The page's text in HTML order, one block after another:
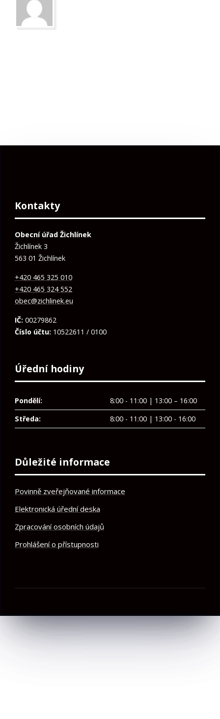
Kontakty
Obecní úřad Žichlínek
Žichlínek 3
563 01 Žichlínek
+420 465 325 010
+420 465 324 552
obec@zichlinek.eu
IČ: 00279862
Číslo účtu: 10522611 / 0100
Úřední hodiny
Pondělí:
8:00 - 11:00 | 13:00 – 16:00
Středa:
8:00 - 11:00 | 13:00 - 16:00
Důležité informace
Povinně zveřejňované informace
Elektronická úřední deska
Zpracování osobních údajů
Prohlášení o přístupnosti